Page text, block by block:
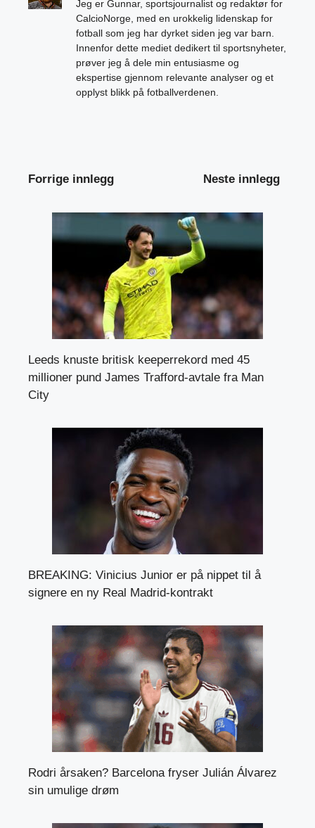
Jeg er Gunnar, sportsjournalist og redaktør for
CalcioNorge, med en urokkelig lidenskap for
fotball som jeg har dyrket siden jeg var barn.
Innenfor dette mediet dedikert til sportsnyheter,
prøver jeg å dele min entusiasme og
ekspertise gjennom relevante analyser og et
opplyst blikk på fotballverdenen.
Forrige innlegg Neste innlegg
Leeds knuste britisk keeperrekord med 45
millioner pund James Trafford-avtale fra Man
City
BREAKING: Vinicius Junior er på nippet til å
signere en ny Real Madrid-kontrakt
Rodri årsaken? Barcelona fryser Julián Álvarez
sin umulige drøm